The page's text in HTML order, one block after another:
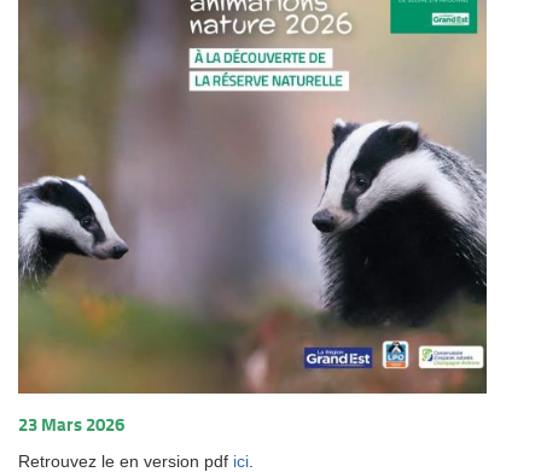
23 Mars 2026
Retrouvez le en version pdf ici